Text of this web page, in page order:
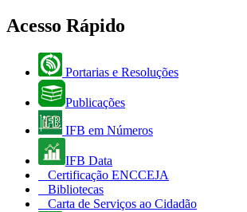
Acesso Rápido
Portarias e Resoluções
Publicações
IFB em Números
IFB Data
Certificação ENCCEJA
Bibliotecas
Carta de Serviços ao Cidadão